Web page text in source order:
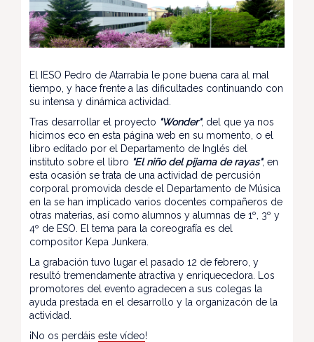
El IESO Pedro de Atarrabia le pone buena cara al mal
tiempo, y hace frente a las dificultades continuando con
su intensa y dinámica actividad.
Tras desarrollar el proyecto "Wonder", del que ya nos
hicimos eco en esta página web en su momento, o el
libro editado por el Departamento de Inglés del
instituto sobre el libro "El niño del pijama de rayas", en
esta ocasión se trata de una actividad de percusión
corporal promovida desde el Departamento de Música
en la se han implicado varios docentes compañeros de
otras materias, así como alumnos y alumnas de 1º, 3º y
4º de ESO. El tema para la coreografía es del
compositor Kepa Junkera.
La grabación tuvo lugar el pasado 12 de febrero, y
resultó tremendamente atractiva y enriquecedora. Los
promotores del evento agradecen a sus colegas la
ayuda prestada en el desarrollo y la organizacón de la
actividad.
¡No os perdáis este vídeo!